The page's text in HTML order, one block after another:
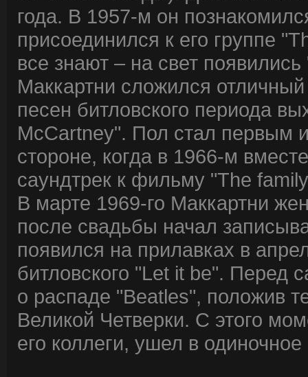
года. В 1957-м он
присоединился к его группе
все знают – на свет
Маккартни сложился
песен битловского периода
McCartney". Пол стал первым
стороне, когда в 1966-м
саундтрек к фильму "The
В марте 1969-го Маккартни
после свадьбы начал
появился на прилавках в
битловского "Let it be". Перед
о распаде "Beatles", положив
Великой Четверки. С этого
его коллеги, ушел в